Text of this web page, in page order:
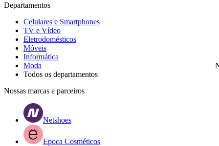
Departamentos
Celulares e Smartphones
TV e Vídeo
Eletrodomésticos
Móveis
Informática
Moda
Todos os departamentos
Nossas marcas e parceiros
Netshoes
Epoca Cosméticos